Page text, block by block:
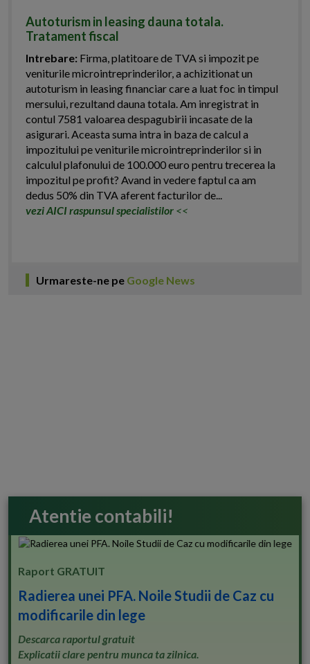
Autoturism in leasing dauna totala.
Tratament fiscal
Intrebare: Firma, platitoare de TVA si impozit pe
veniturile microintreprinderilor, a achizitionat un
autoturism in leasing financiar care a luat foc in timpul
mersului, rezultand dauna totala. Am inregistrat in
contul 7581 valoarea despagubirii incasate de la
asigurari. Aceasta suma intra in baza de calcul a
impozitului pe veniturile microintreprinderilor si in
calculul plafonului de 100.000 euro pentru trecerea la
impozitul pe profit? Avand in vedere faptul ca am
dedus 50% din TVA aferent facturilor de...
vezi AICI raspunsul specialistilor <<
Urmareste-ne pe Google News
Atentie contabili!
Raport GRATUIT
Radierea unei PFA. Noile Studii de Caz cu
modificarile din lege
Descarca raportul gratuit
Explicatii clare pentru munca ta zilnica.